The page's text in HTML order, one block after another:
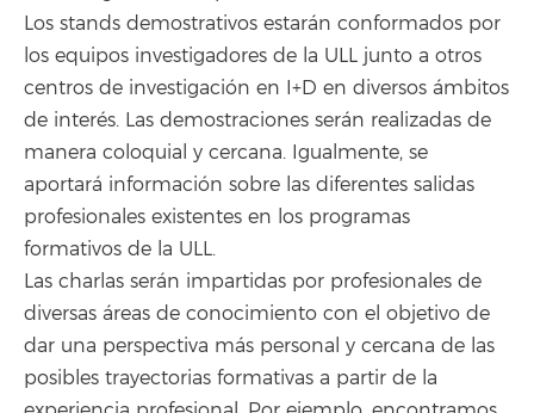
Los stands demostrativos estarán conformados por
los equipos investigadores de la ULL junto a otros
centros de investigación en I+D en diversos ámbitos
de interés. Las demostraciones serán realizadas de
manera coloquial y cercana. Igualmente, se
aportará información sobre las diferentes salidas
profesionales existentes en los programas
formativos de la ULL.
Las charlas serán impartidas por profesionales de
diversas áreas de conocimiento con el objetivo de
dar una perspectiva más personal y cercana de las
posibles trayectorias formativas a partir de la